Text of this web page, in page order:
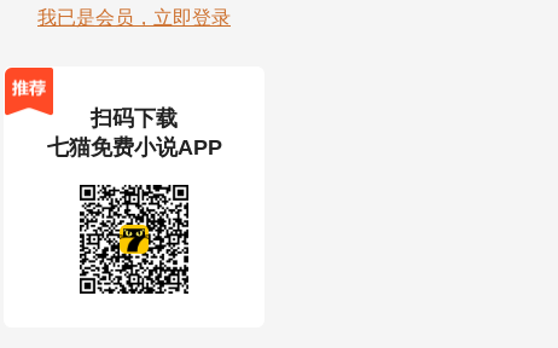
我已是会员，立即登录
扫码下载
七猫免费小说APP